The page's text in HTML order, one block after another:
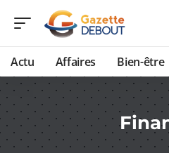
Actu Affaires Bien-être